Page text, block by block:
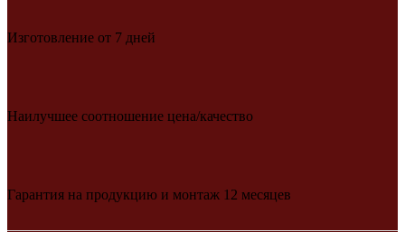
Изготовление от 7 дней
Наилучшее соотношение цена/качество
Гарантия на продукцию и монтаж 12 месяцев